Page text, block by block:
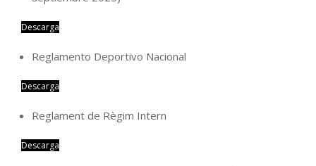
Descarga
Reglamento Deportivo Nacional
Descarga
Reglament de Règim Intern
Descarga